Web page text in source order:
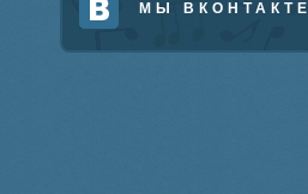
МЫ ВКОНТАКТЕ